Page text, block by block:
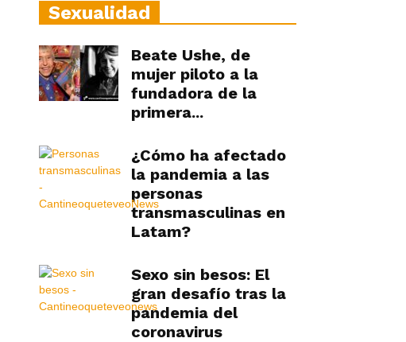
Sexualidad
Beate Ushe, de
mujer piloto a la
fundadora de la
primera...
¿Cómo ha afectado
la pandemia a las
personas
transmasculinas en
Latam?
Sexo sin besos: El
gran desafío tras la
pandemia del
coronavirus